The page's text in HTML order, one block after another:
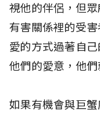
視他的伴侶，但
有害關係裡的受
愛的方式過著自
他們的愛意，他
如果有機會與巨